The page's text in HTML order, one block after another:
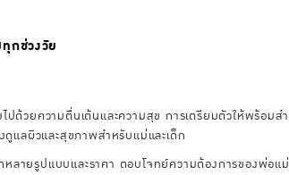
กช่วงวัย
ปด้วยความตื่นเต้นและความสุข การเตรียมตัวให้พร้อ
แลผิวและสุขภาพสำหรับแม่และเด็ก
ลายรูปแบบและราคา ตอบโจทย์ความต้องการของพ่อ